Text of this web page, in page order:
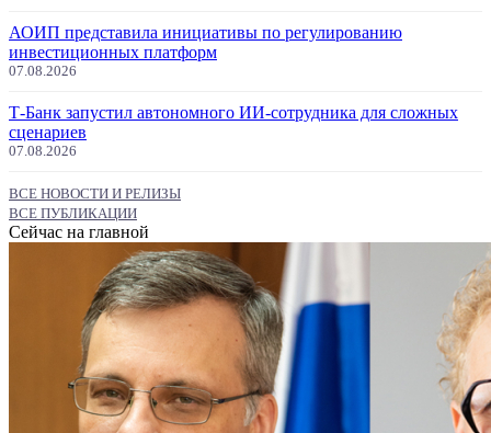
АОИП представила инициативы по регулированию
инвестиционных платформ
07.08.2026
Т-Банк запустил автономного ИИ-сотрудника для сложных
сценариев
07.08.2026
ВСЕ НОВОСТИ И РЕЛИЗЫ
ВСЕ ПУБЛИКАЦИИ
Сейчас на главной